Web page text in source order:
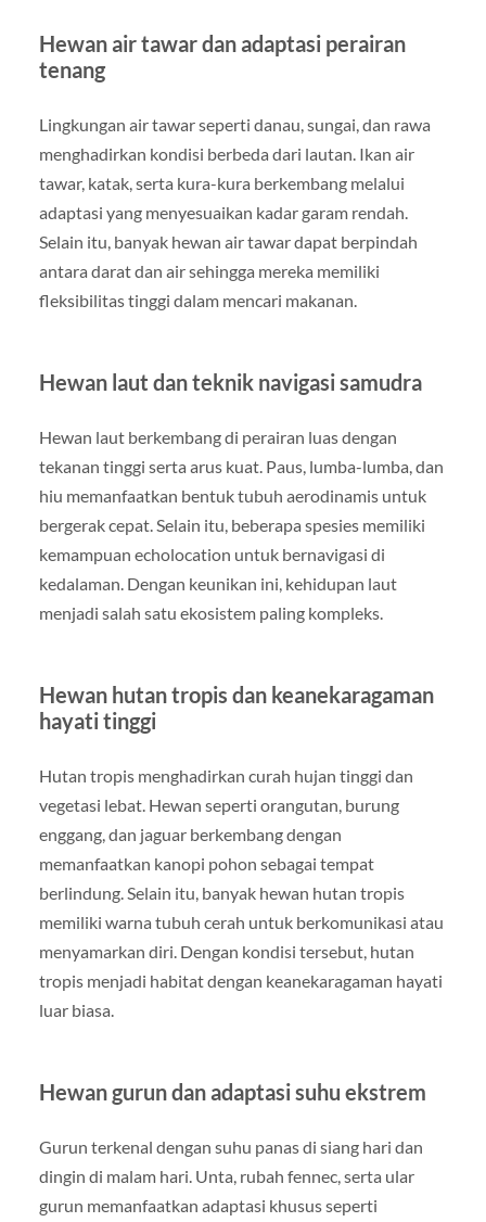
Hewan air tawar dan adaptasi perairan
tenang
Lingkungan air tawar seperti danau, sungai, dan rawa
menghadirkan kondisi berbeda dari lautan. Ikan air
tawar, katak, serta kura-kura berkembang melalui
adaptasi yang menyesuaikan kadar garam rendah.
Selain itu, banyak hewan air tawar dapat berpindah
antara darat dan air sehingga mereka memiliki
fleksibilitas tinggi dalam mencari makanan.
Hewan laut dan teknik navigasi samudra
Hewan laut berkembang di perairan luas dengan
tekanan tinggi serta arus kuat. Paus, lumba-lumba, dan
hiu memanfaatkan bentuk tubuh aerodinamis untuk
bergerak cepat. Selain itu, beberapa spesies memiliki
kemampuan echolocation untuk bernavigasi di
kedalaman. Dengan keunikan ini, kehidupan laut
menjadi salah satu ekosistem paling kompleks.
Hewan hutan tropis dan keanekaragaman
hayati tinggi
Hutan tropis menghadirkan curah hujan tinggi dan
vegetasi lebat. Hewan seperti orangutan, burung
enggang, dan jaguar berkembang dengan
memanfaatkan kanopi pohon sebagai tempat
berlindung. Selain itu, banyak hewan hutan tropis
memiliki warna tubuh cerah untuk berkomunikasi atau
menyamarkan diri. Dengan kondisi tersebut, hutan
tropis menjadi habitat dengan keanekaragaman hayati
luar biasa.
Hewan gurun dan adaptasi suhu ekstrem
Gurun terkenal dengan suhu panas di siang hari dan
dingin di malam hari. Unta, rubah fennec, serta ular
gurun memanfaatkan adaptasi khusus seperti